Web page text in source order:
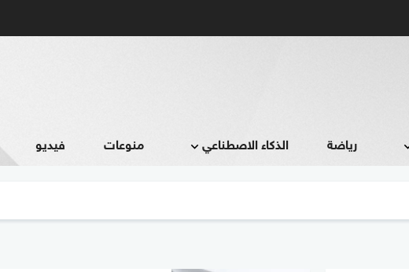
رياضة الذكاء الاصطناعي منوعات فيديو